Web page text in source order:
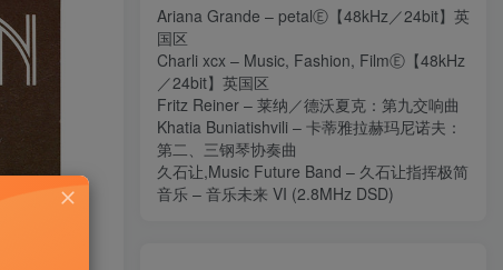
Ariana Grande – petalⒺ【48kHz／24bit】英
国区
Charli xcx – Music, Fashion, FilmⒺ【48kHz
／24bit】英国区
Fritz Reiner – 莱纳／德沃夏克：第九交响曲
Khatia Buniatishvili – 卡蒂雅拉赫玛尼诺夫：
第二、三钢琴协奏曲
久石让,Music Future Band – 久石让指挥极简
音乐 – 音乐未来 VI (2.8MHz DSD)